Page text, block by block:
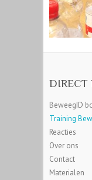
DIRECT
BeweegID
Training
Reacties
Over ons
Contact
Materialen